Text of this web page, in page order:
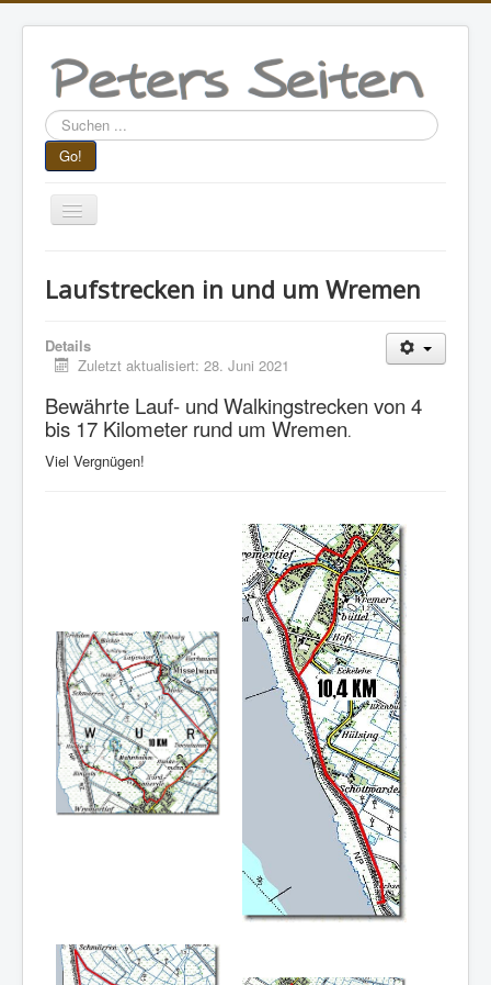
Suchen
...
Go!
Navigation
Bewegung
Laufstrecken in und um Wremen
Laufstrecken in und um Wremen
Details
Zuletzt aktualisiert: 28. Juni 2021
Bewährte Lauf- und Walkingstrecken von 4
bis 17 Kilometer rund um Wremen.
Viel Vergnügen!